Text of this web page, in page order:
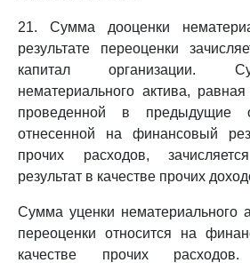
21. Сумма дооценки
результате переоценки
капитал организации.
нематериального актива,
проведенной в предыдущие
отнесенной на финансовый
прочих расходов,
результат в качестве прочих
Сумма уценки нематериального
переоценки относится на
качестве прочих